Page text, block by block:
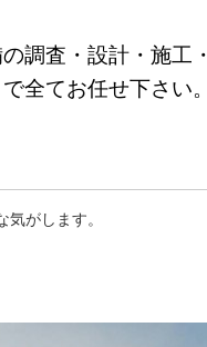
調査・設計・施工・
全てお任せ下さい。
がします。